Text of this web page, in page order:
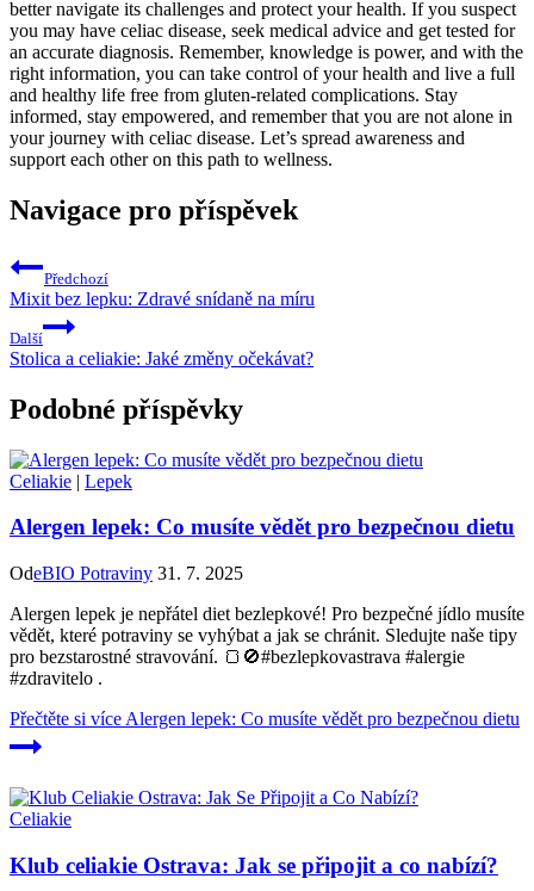
better navigate its challenges and protect your health. If you suspect
you may have celiac disease, seek medical advice and get tested for
an accurate diagnosis. Remember, knowledge is power, and with the
right information, you can take control of your health and live a full
and healthy life free from gluten-related complications. Stay
informed, stay empowered, and remember that you are not alone in
your journey with celiac disease. Let’s spread awareness and
support each other on this path to wellness.
Navigace pro příspěvek
Předchozí
Mixit bez lepku: Zdravé snídaně na míru
Další
Stolica a celiakie: Jaké změny očekávat?
Podobné příspěvky
Celiakie | Lepek
Alergen lepek: Co musíte vědět pro bezpečnou dietu
OdeBIO Potraviny 31. 7. 2025
Alergen lepek je nepřátel diet bezlepkové! Pro bezpečné jídlo musíte
vědět, které potraviny se vyhýbat a jak se chránit. Sledujte naše tipy
pro bezstarostné stravování. 🍞🚫#bezlepkovastrava #alergie
#zdravitelo .
Přečtěte si více Alergen lepek: Co musíte vědět pro bezpečnou dietu
Celiakie
Klub celiakie Ostrava: Jak se připojit a co nabízí?